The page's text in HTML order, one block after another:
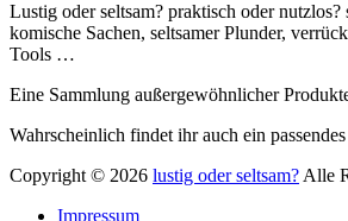
Lustig oder seltsam? praktisch oder
komische Sachen, seltsamer Plunder,
Tools …
Eine Sammlung außergewöhnlicher
Wahrscheinlich findet ihr auch ein
Copyright © 2026 lustig oder seltsam? Alle
Impressum